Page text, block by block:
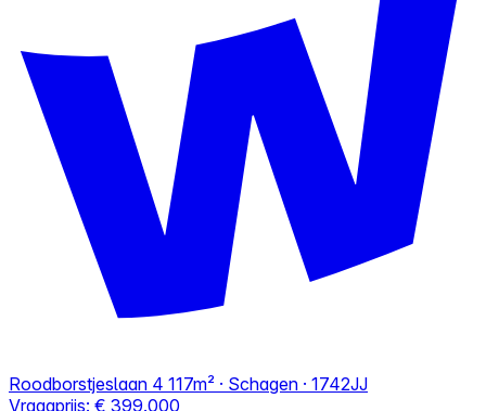
Roodborstjeslaan 4 117m² · Schagen · 1742JJ
Vraagprijs: € 399.000